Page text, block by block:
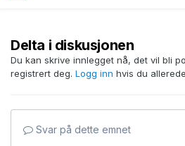
Delta i diskusjonen
Du kan skrive innlegget nå, det vil bli
registrert deg. Logg inn hvis du
Svar på dette emnet